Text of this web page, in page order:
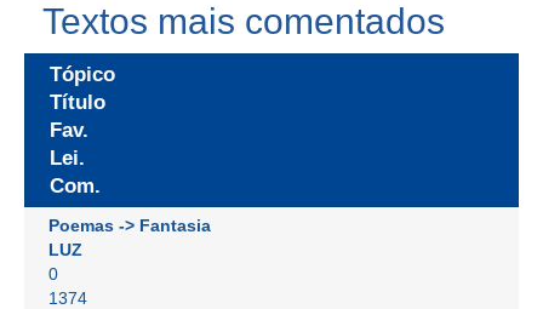
Textos mais comentados
Tópico
Título
Fav.
Lei.
Com.
Poemas -> Fantasia
LUZ
0
1374